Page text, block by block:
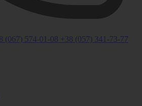
(067) 574-01-08 +38 (057) 341-73-77